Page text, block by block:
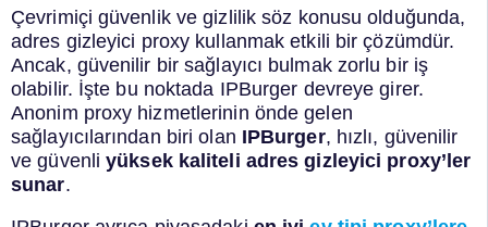
Çevrimiçi güvenlik ve gizlilik söz konusu olduğunda,
adres gizleyici proxy kullanmak etkili bir çözümdür.
Ancak, güvenilir bir sağlayıcı bulmak zorlu bir iş
olabilir. İşte bu noktada IPBurger devreye girer.
Anonim proxy hizmetlerinin önde gelen
sağlayıcılarından biri olan IPBurger, hızlı, güvenilir
ve güvenliyüksek kaliteli adres gizleyici proxy’ler
sunar.